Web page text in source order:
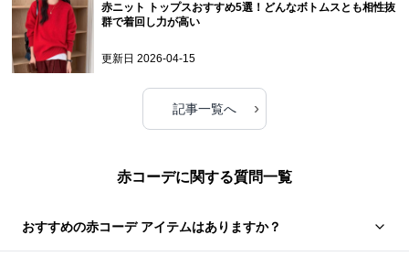
赤ニット トップスおすすめ5選！どんなボトムスとも相性抜
群で着回し力が高い
更新日2026-04-15
記事一覧へ ›
赤コーデに関する質問一覧
おすすめの赤コーデ アイテムはありますか？